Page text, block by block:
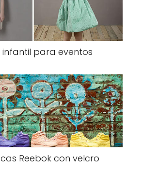
para eventos
Reebok con velcro